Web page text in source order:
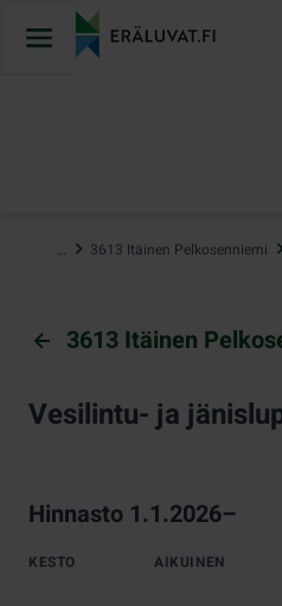
sisältöön
… 3613 Itäinen Pelkosenniemi
3613 Itäinen
Vesilintu- ja
Hinnasto 1.1.2026–
KESTO AIKUINEN